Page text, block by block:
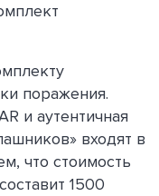
поражения.
и аутентичная
входят в
что стоимость
1500